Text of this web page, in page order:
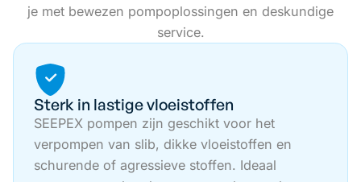
je met bewezen pompoplossingen en deskundige
service.
Sterk in lastige vloeistoffen
SEEPEX pompen zijn geschikt voor het
verpompen van slib, dikke vloeistoffen en
schurende of agressieve stoffen. Ideaal